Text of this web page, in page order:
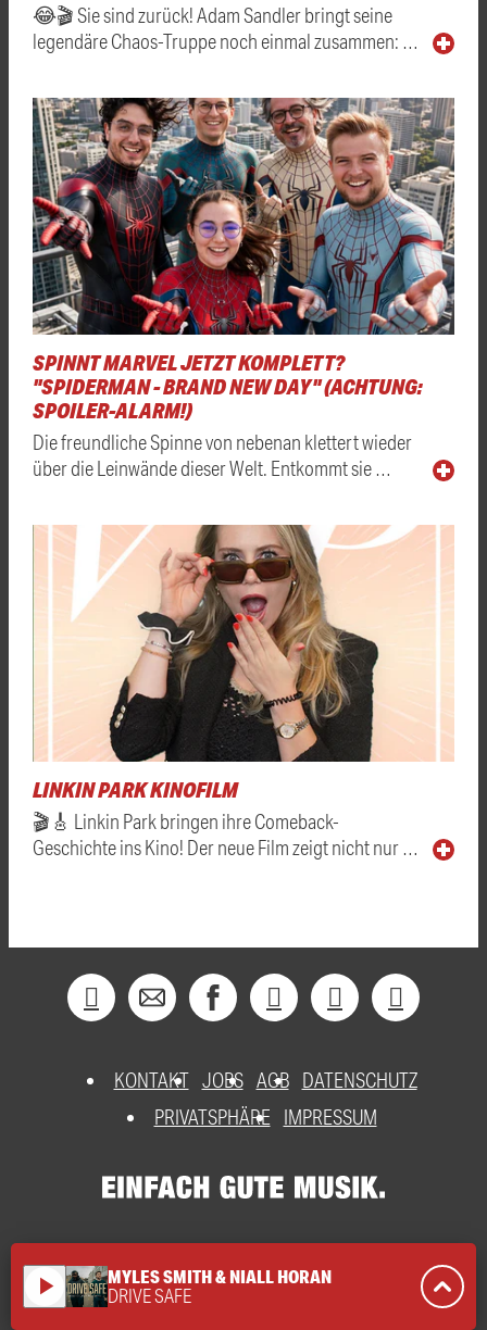
😂🎬 Sie sind zurück! Adam Sandler bringt seine
legendäre Chaos-Truppe noch einmal zusammen: …
SPINNT MARVEL JETZT KOMPLETT?
"SPIDERMAN - BRAND NEW DAY" (ACHTUNG:
SPOILER-ALARM!)
Die freundliche Spinne von nebenan klettert wieder
über die Leinwände dieser Welt. Entkommt sie …
LINKIN PARK KINOFILM
🎬🎸 Linkin Park bringen ihre Comeback-
Geschichte ins Kino! Der neue Film zeigt nicht nur …
KONTAKT JOBS AGB DATENSCHUTZ
PRIVATSPHÄRE
IMPRESSUM
play_arrow MYLES SMITH & NIALL HORAN
DRIVE SAFE